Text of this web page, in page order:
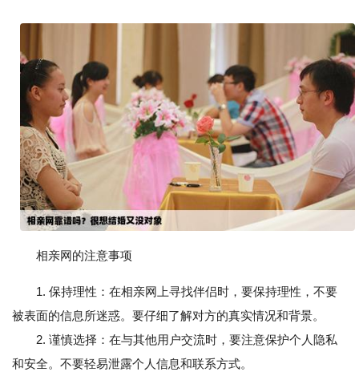
相亲网的注意事项
1. 保持理性：在相亲网上寻找伴侣时，要保持理性，不要
被表面的信息所迷惑。要仔细了解对方的真实情况和背景。
2. 谨慎选择：在与其他用户交流时，要注意保护个人隐私
和安全。不要轻易泄露个人信息和联系方式。